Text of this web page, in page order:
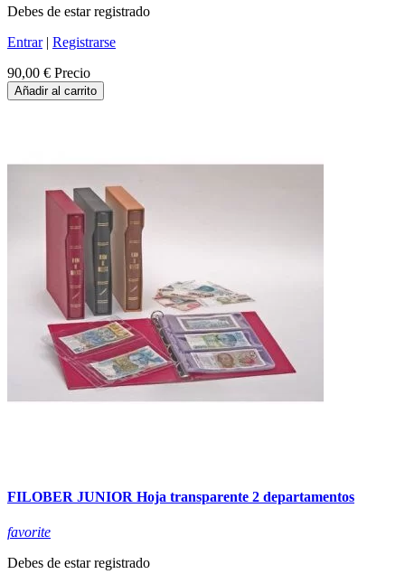
Debes de estar registrado
Entrar| Registrarse
90,00 € Precio
Añadir al carrito
FILOBER JUNIOR Hoja transparente 2 departamentos
favorite
Debes de estar registrado